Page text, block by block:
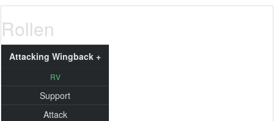
Rollen
Attacking Wingback +
RV
Support
Attack